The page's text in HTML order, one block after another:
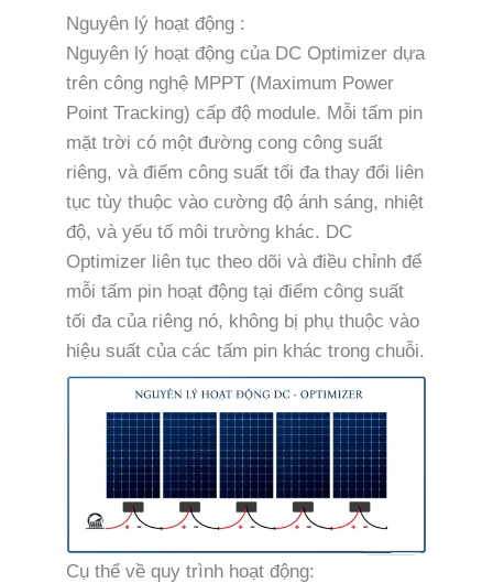
Nguyên lý hoạt động :
Nguyên lý hoạt động của DC Optimizer dựa
trên công nghệ MPPT (Maximum Power
Point Tracking) cấp độ module. Mỗi tấm pin
mặt trời có một đường cong công suất
riêng, và điểm công suất tối đa thay đổi liên
tục tùy thuộc vào cường độ ánh sáng, nhiệt
độ, và yếu tố môi trường khác. DC
Optimizer liên tục theo dõi và điều chỉnh để
mỗi tấm pin hoạt động tại điểm công suất
tối đa của riêng nó, không bị phụ thuộc vào
hiệu suất của các tấm pin khác trong chuỗi.
Cụ thể về quy trình hoạt động: